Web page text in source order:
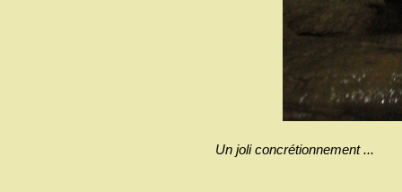
Un joli concrétionnement ...